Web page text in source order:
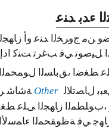
ﻦﻣ ﺝﻭﺮﺨﻟﺍ ﺪﻨﻋ ﻭﺃ
ﻞﻴﺻﻮﺗ ﻲﻓ ﺐﻏﺮﺗ ﺖﻨﻛ ﺍﺫﺇ
ﻂﻐﺿﺍ ،ﻖﺑﺎﺴﻟﺍ ﻝﻮﻤﺤﻤﻟﺍ
ﺔﺷﺎﺷ Other ﻝﺎﺼﺗﻼﻟ
ﺯﺎﻬﺠﻟﺍ ﻰﻠﻋ
ﻲﻓ ﺔﻇﻮﻔﺤﻤﻟﺍ